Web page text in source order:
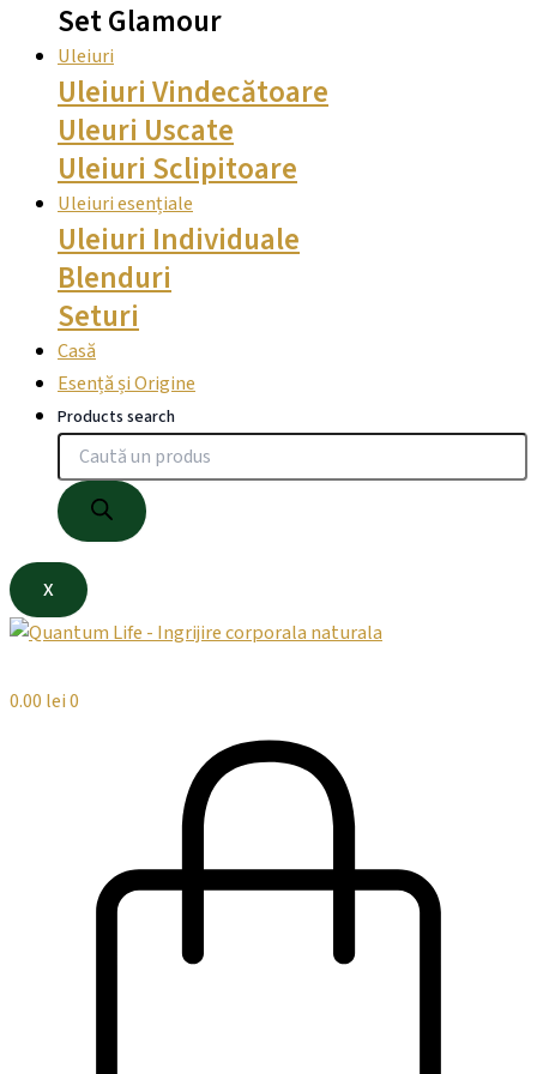
Set Glamour
Uleiuri
Uleiuri Vindecătoare
Uleuri Uscate
Uleiuri Sclipitoare
Uleiuri esențiale
Uleiuri Individuale
Blenduri
Seturi
Casă
Esență și Origine
Products search
X
0.00 lei0